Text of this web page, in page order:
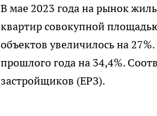
В мае 2023 года на рынок
квартир совокупной
объектов увеличилось на
прошлого года на 34,4%.
застройщиков (ЕРЗ).